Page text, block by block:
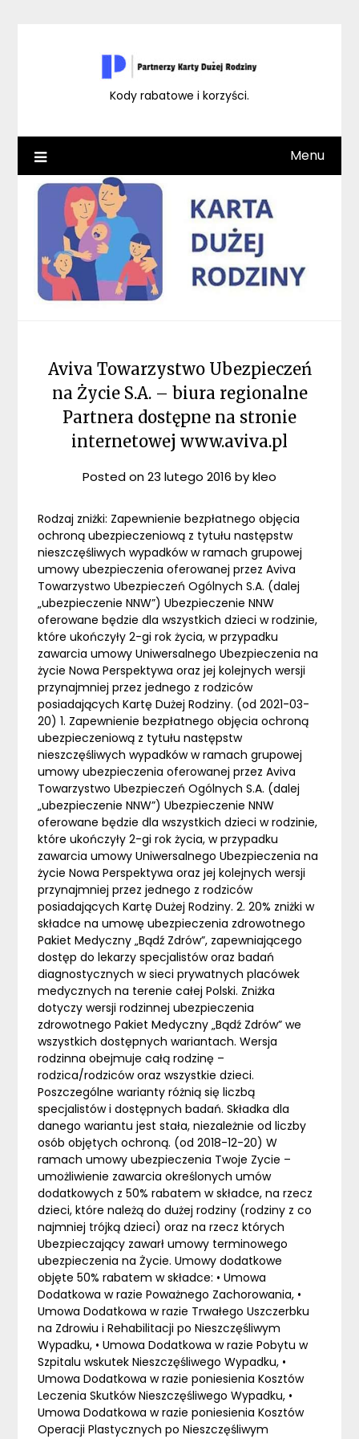
Kody rabatowe i korzyści.
Menu
Aviva Towarzystwo Ubezpieczeń
na Życie S.A. – biura regionalne
Partnera dostępne na stronie
internetowej www.aviva.pl
Posted on23 lutego 2016 bykleo
Rodzaj zniżki: Zapewnienie bezpłatnego objęcia
ochroną ubezpieczeniową z tytułu następstw
nieszczęśliwych wypadków w ramach grupowej
umowy ubezpieczenia oferowanej przez Aviva
Towarzystwo Ubezpieczeń Ogólnych S.A. (dalej
„ubezpieczenie NNW”) Ubezpieczenie NNW
oferowane będzie dla wszystkich dzieci w rodzinie,
które ukończyły 2-gi rok życia, w przypadku
zawarcia umowy Uniwersalnego Ubezpieczenia na
życie Nowa Perspektywa oraz jej kolejnych wersji
przynajmniej przez jednego z rodziców
posiadających Kartę Dużej Rodziny. (od 2021-03-
20) 1. Zapewnienie bezpłatnego objęcia ochroną
ubezpieczeniową z tytułu następstw
nieszczęśliwych wypadków w ramach grupowej
umowy ubezpieczenia oferowanej przez Aviva
Towarzystwo Ubezpieczeń Ogólnych S.A. (dalej
„ubezpieczenie NNW”) Ubezpieczenie NNW
oferowane będzie dla wszystkich dzieci w rodzinie,
które ukończyły 2-gi rok życia, w przypadku
zawarcia umowy Uniwersalnego Ubezpieczenia na
życie Nowa Perspektywa oraz jej kolejnych wersji
przynajmniej przez jednego z rodziców
posiadających Kartę Dużej Rodziny. 2. 20% zniżki w
składce na umowę ubezpieczenia zdrowotnego
Pakiet Medyczny „Bądź Zdrów”, zapewniającego
dostęp do lekarzy specjalistów oraz badań
diagnostycznych w sieci prywatnych placówek
medycznych na terenie całej Polski. Zniżka
dotyczy wersji rodzinnej ubezpieczenia
zdrowotnego Pakiet Medyczny „Bądź Zdrów” we
wszystkich dostępnych wariantach. Wersja
rodzinna obejmuje całą rodzinę –
rodzica/rodziców oraz wszystkie dzieci.
Poszczególne warianty różnią się liczbą
specjalistów i dostępnych badań. Składka dla
danego wariantu jest stała, niezależnie od liczby
osób objętych ochroną. (od 2018-12-20) W
ramach umowy ubezpieczenia Twoje Zycie –
umożliwienie zawarcia określonych umów
dodatkowych z 50% rabatem w składce, na rzecz
dzieci, które należą do dużej rodziny (rodziny z co
najmniej trójką dzieci) oraz na rzecz których
Ubezpieczający zawarł umowy terminowego
ubezpieczenia na Życie. Umowy dodatkowe
objęte 50% rabatem w składce: • Umowa
Dodatkowa w razie Poważnego Zachorowania, •
Umowa Dodatkowa w razie Trwałego Uszczerbku
na Zdrowiu i Rehabilitacji po Nieszczęśliwym
Wypadku, • Umowa Dodatkowa w razie Pobytu w
Szpitalu wskutek Nieszczęśliwego Wypadku, •
Umowa Dodatkowa w razie poniesienia Kosztów
Leczenia Skutków Nieszczęśliwego Wypadku, •
Umowa Dodatkowa w razie poniesienia Kosztów
Operacji Plastycznych po Nieszczęśliwym